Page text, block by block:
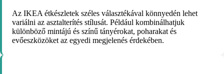
Az IKEA étkészletek széles választékával könnyedén lehet
variálni az asztalterítés stílusát. Például kombinálhatjuk
különböző mintájú és színű tányérokat, poharakat és
evőeszközöket az egyedi megjelenés érdekében.